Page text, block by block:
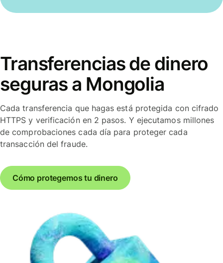
Transferencias de dinero
seguras a Mongolia
Cada transferencia que hagas está protegida con cifrado
HTTPS y verificación en 2 pasos. Y ejecutamos millones
de comprobaciones cada día para proteger cada
transacción del fraude.
Cómo protegemos tu dinero